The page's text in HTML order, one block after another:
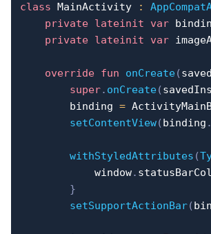
class MainActivity :
private lateinit var
private lateinit var
override fun onCreate(
super. onCreate(
        binding
=
setContentView(binding .
withStyledAttributes (
            window
.
}
setSupportActionBar(